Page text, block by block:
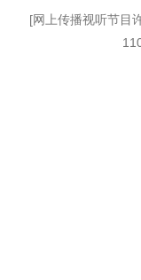
[网上传播视听节目